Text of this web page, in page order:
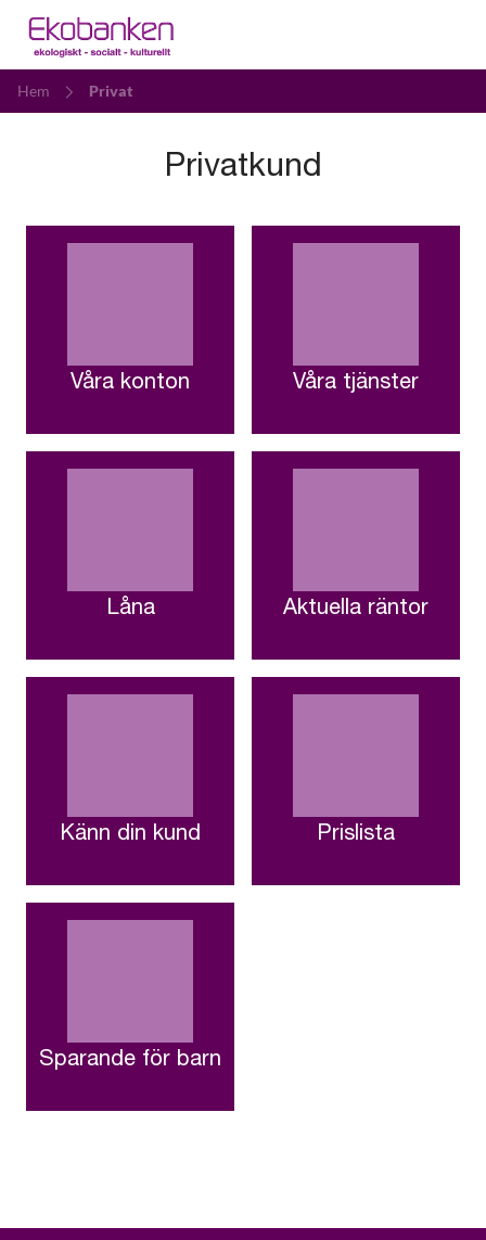
Hem Privat
Privatkund
Våra konton Våra tjänster
Låna Aktuella räntor
Känn din kund Prislista
Sparande för barn